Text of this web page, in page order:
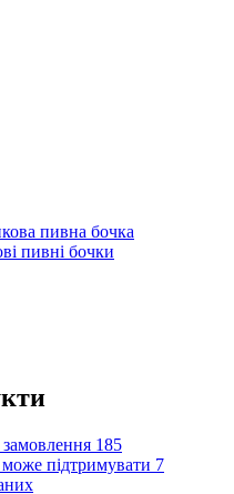
пивна бочка
пивні бочки